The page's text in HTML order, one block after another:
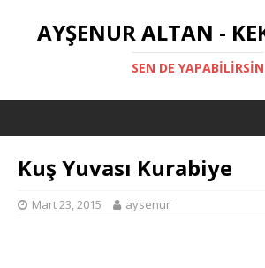
AYŞENUR ALTAN -
SEN DE YAPABILIRSIN
Kuş Yuvası Kurabiye
Mart 23, 2015 aysenur